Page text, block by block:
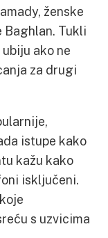
ženske
Tukli
ako ne
za drugi
istupe kako
kažu kako
isključeni.
s uzvicima